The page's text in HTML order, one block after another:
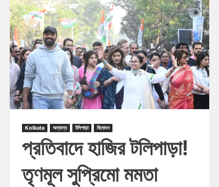
Kolkata অন্যান্য টলিপাড়া বিনোদন
প্রতিবাদে হাজির টলিপাড়া!
তৃণমূল সুপ্রিমো মমতা